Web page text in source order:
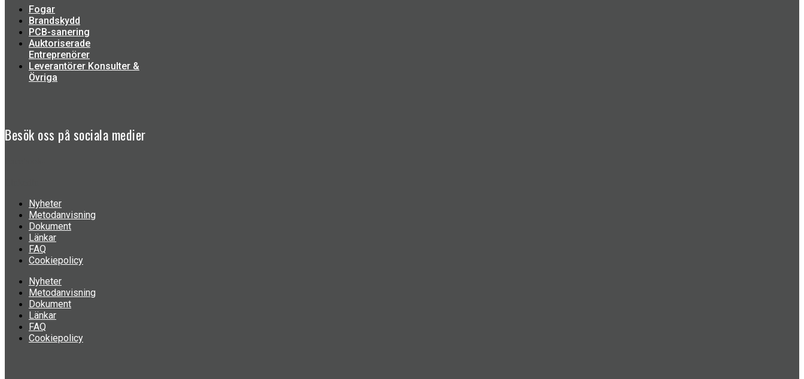
Fogar
Brandskydd
PCB-sanering
Auktoriserade
Entreprenörer
Leverantörer Konsulter &
Övriga
Besök oss påsociala medier
Nyheter
Metodanvisning
Dokument
Länkar
FAQ
Cookiepolicy
Nyheter
Metodanvisning
Dokument
Länkar
FAQ
Cookiepolicy